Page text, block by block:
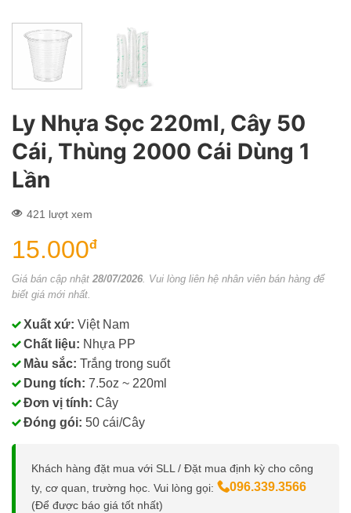
Ly Nhựa Sọc 220ml, Cây 50
Cái, Thùng 2000 Cái Dùng 1
Lần
421 lượt xem
15.000đ
Giá bán cập nhật 28/07/2026 . Vui lòng liên hệ nhân viên bán hàng để
biết giá mới nhất.
Xuất xứ: Việt Nam
Chất liệu: Nhựa PP
Màu sắc: Trắng trong suốt
Dung tích: 7.5oz ~ 220ml
Đơn vị tính: Cây
Đóng gói: 50 cái/Cây
Khách hàng đặt mua với SLL / Đặt mua định kỳ cho công
ty, cơ quan, trường học. Vui lòng gọi:
096.339.3566
(Để được báo giá tốt nhất)